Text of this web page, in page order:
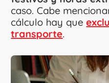
caso. Cabe
cálculo hay que
transporte.